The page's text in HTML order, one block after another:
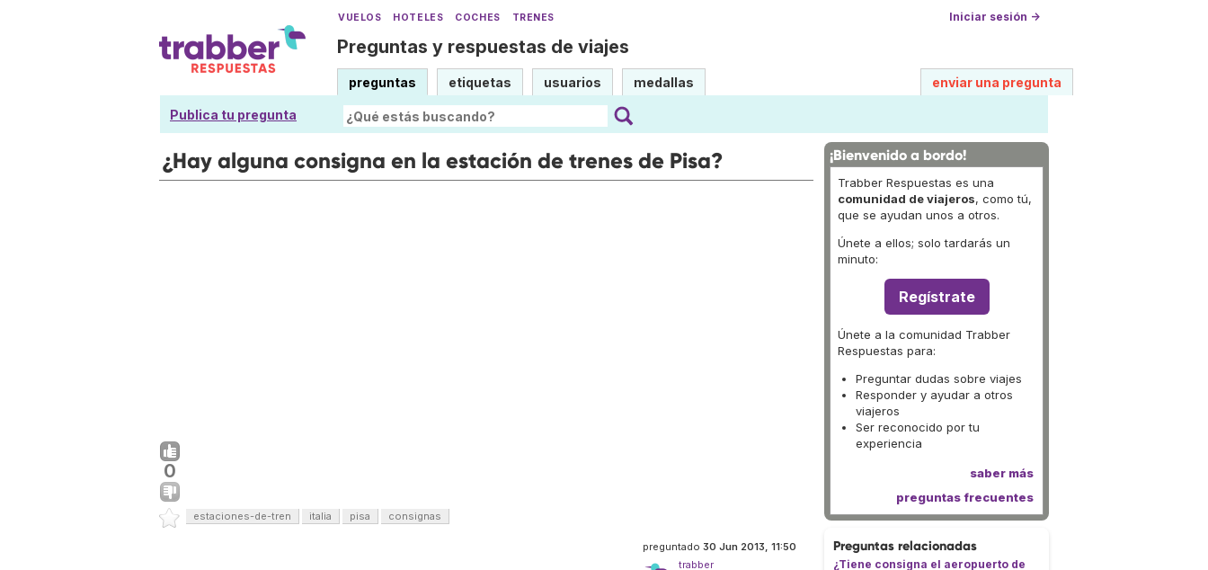
VUELOS HOTELES COCHES TRENES Iniciar sesión →
Preguntas y respuestas de viajes
preguntas etiquetas usuarios medallas enviar una pregunta
Publica tu pregunta
¿Hay alguna consigna en la estación de trenes de Pisa?
0
estaciones-de-tren italia pisa consignas
preguntado 30 Jun 2013, 11:50
trabber
¡Bienvenido a bordo!
Trabber Respuestas es una
comunidad de viajeros, como tú,
que se ayudan unos a otros.
Únete a ellos; solo tardarás un
minuto:
Regístrate
Únete a la comunidad Trabber
Respuestas para:
Preguntar dudas sobre viajes
Responder y ayudar a otros
viajeros
Ser reconocido por tu
experiencia
saber más
preguntas frecuentes
Preguntas relacionadas
¿Tiene consigna el aeropuerto de